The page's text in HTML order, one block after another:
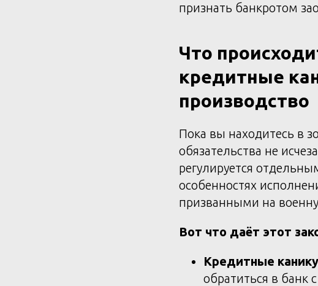
признать банкротом
Что
кредитные
производство
Пока вы находитесь в
обязательства не
регулируется
особенностях
призванными на
Вот что даёт этот
Кредитные
обратиться в банк